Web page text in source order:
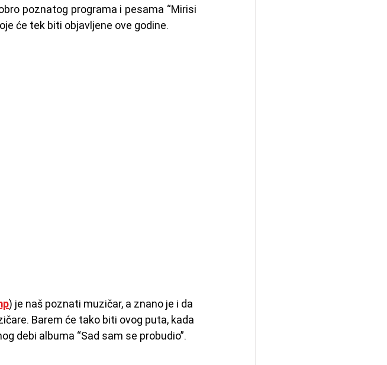
poznatog programa i pesama “Mirisi
će tek biti objavljene ove godine.
) je naš poznati muzičar, a znano je i da
Barem će tako biti ovog puta, kada
debi albuma “Sad sam se probudio”.